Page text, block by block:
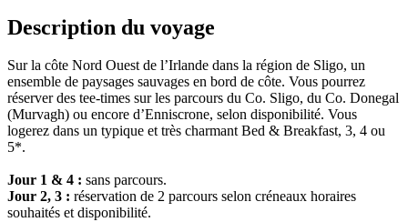
Description du voyage
Sur la côte Nord Ouest de l’Irlande dans la région de Sligo, un
ensemble de paysages sauvages en bord de côte. Vous pourrez
réserver des tee-times sur les parcours du Co. Sligo, du Co. Donegal
(Murvagh) ou encore d’Enniscrone, selon disponibilité. Vous
logerez dans un typique et très charmant Bed & Breakfast, 3, 4 ou
5*.
Jour 1 & 4 : sans parcours.
Jour 2, 3 : réservation de 2 parcours selon créneaux horaires
souhaités et disponibilité.